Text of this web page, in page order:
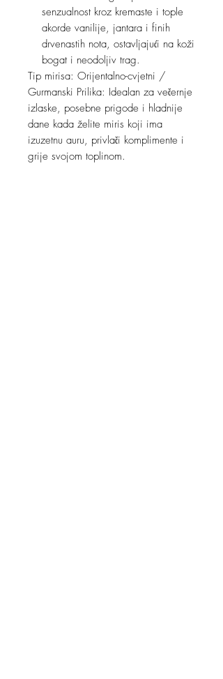
senzualnost kroz kremaste i tople
akorde vanilije, jantara i finih
drvenastih nota, ostavljajući na koži
bogat i neodoljiv trag.
Tip mirisa: Orijentalno-cvjetni /
Gurmanski Prilika: Idealan za večernje
izlaske, posebne prigode i hladnije
dane kada želite miris koji ima
izuzetnu auru, privlači komplimente i
grije svojom toplinom.